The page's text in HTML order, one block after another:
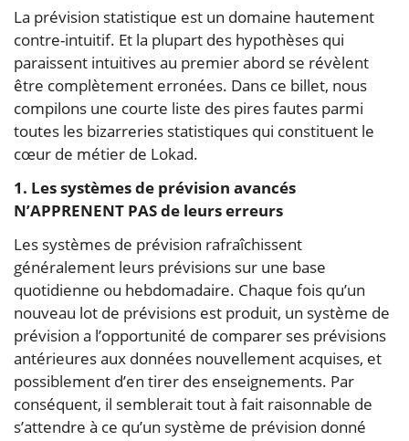
La prévision statistique est un domaine hautement
contre-intuitif. Et la plupart des hypothèses qui
paraissent intuitives au premier abord se révèlent
être complètement erronées. Dans ce billet, nous
compilons une courte liste des pires fautes parmi
toutes les bizarreries statistiques qui constituent le
cœur de métier de Lokad.
1. Les systèmes de prévision avancés
N’APPRENENT PAS de leurs erreurs
Les systèmes de prévision rafraîchissent
généralement leurs prévisions sur une base
quotidienne ou hebdomadaire. Chaque fois qu’un
nouveau lot de prévisions est produit, un système de
prévision a l’opportunité de comparer ses prévisions
antérieures aux données nouvellement acquises, et
possiblement d’en tirer des enseignements. Par
conséquent, il semblerait tout à fait raisonnable de
s’attendre à ce qu’un système de prévision donné